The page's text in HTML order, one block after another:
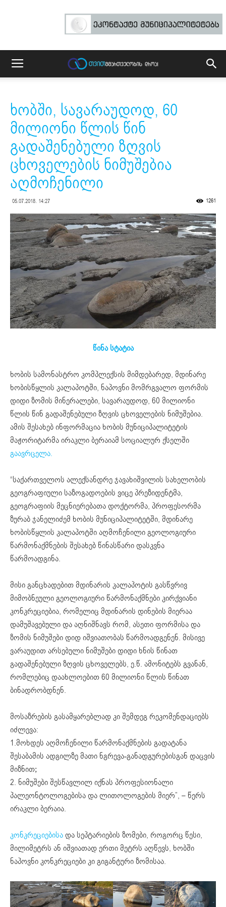
ხობში, სავარაუდოდ, 60
მილიონი წლის წინ
გადაშენებული ზღვის
ცხოველების ნიმუშებია
აღმოჩენილი
05.07.2018. 14:27 1261
წინა სტატია
ხობის სამონასტრო კომპლექსის მიმდებარედ, მდინარე
ხობისწყლის კალაპოტში, ნაპოვნი მომრგვალო ფორმის
დიდი ზომის მინერალები, სავარაუდოდ, 60 მილიონი
წლის წინ გადაშენებული ზღვის ცხოველების ნიმუშებია.
ამის შესახებ ინფორმაცია ხობის მუნიციპალიტეტის
მაჟორიტარმა ირაკლი ბერაიამ სოციალურ ქსელში
გაავრცელა.
“საქართველოს ალექსანდრე ჯავახიშვილის სახელობის
გეოგრაფიული საზოგადოების ვიცე პრეზიდენტმა,
გეოგრაფიის მეცნიერებათა დოქტორმა, პროფესორმა
ზურაბ ჯანელიძემ ხობის მუნიციპალიტეტში, მდინარე
ხობისწყლის კალაპოტში აღმოჩენილი გეოლოგიური
წარმონაქმნების შესახებ წინასწარი დასკვნა
წარმოადგინა.
მისი განცხადებით მდინარის კალაპოტის გასწვრივ
მიმობნეული გეოლოგიური წარმონაქმნები კირქვიანი
კონკრეციებია, რომელიც მდინარის დინების მიერაა
დამუშავებული და აღნიშნავს რომ, ასეთი ფორმისა და
ზომის ნიმუშები დიდ იშვიათობას წარმოადგენენ. მისივე
ვარაუდით არსებული ნიმუშები დიდი ხნის წინათ
გადაშენებული ზღვის ცხოველებს, ე.წ. ამონიტებს გვანან,
რომლებიც დაახლოებით 60 მილიონი წლის წინათ
ბინადრობდნენ.
მოსაზრების გასამყარებლად კი შემდეგ რეკომენდაციებს
იძლევა:
1.მოხდეს აღმოჩენილი წარმონაქმნების გადატანა
შესაბამის ადგილზე მათი ნგრევა-განადგურებისგან დაცვის
მიზნით;
2. ნიმუშები შესწავლილ იქნას პროფესიონალი
პალეონტოლოგებისა და ლითოლოგების მიერ”, – წერს
ირაკლი ბერაია.
კონკრეციებისადა სეპტარიების ზომები, როგორც წესი,
მილიმეტრს ან იშვიათად ერთი მეტრს აღწევს, ხობში
ნაპოვნი კონკრეციები კი გიგანტური ზომისაა.